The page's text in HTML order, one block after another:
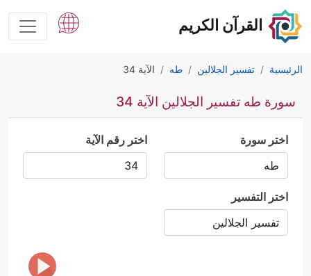
القرآن الكريم
الرئيسية تفسير الجلالين طه الآية 34
سورة طه تفسير الجلالين الآية 34
اختر سورة اختر رقم الآية
اختر التفسير